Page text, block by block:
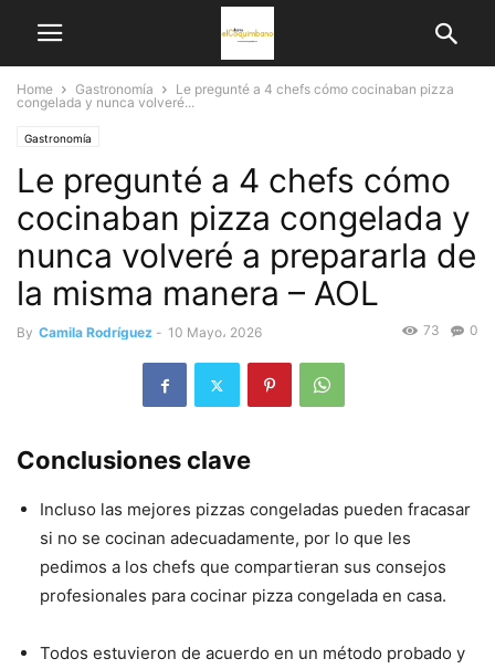
Home Gastronomía
Le pregunté a 4 chefs cómo cocinaban pizza
congelada y nunca volveré...
Gastronomía
Le pregunté a 4 chefs cómo
cocinaban pizza congelada y
nunca volveré a prepararla de
la misma manera – AOL
By Camila Rodríguez - 10 Mayo، 2026 0
73
Conclusiones clave
Incluso las mejores pizzas congeladas pueden fracasar
si no se cocinan adecuadamente, por lo que les
pedimos a los chefs que compartieran sus consejos
profesionales para cocinar pizza congelada en casa.
Todos estuvieron de acuerdo en un método probado y